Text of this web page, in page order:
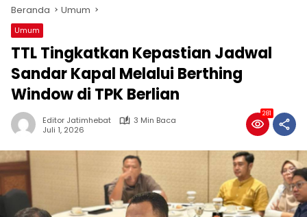
Beranda Umum
Umum
TTL Tingkatkan Kepastian Jadwal
Sandar Kapal Melalui Berthing
Window di TPK Berlian
Editor Jatimhebat
3 Min Baca
Juli 1, 2026
281